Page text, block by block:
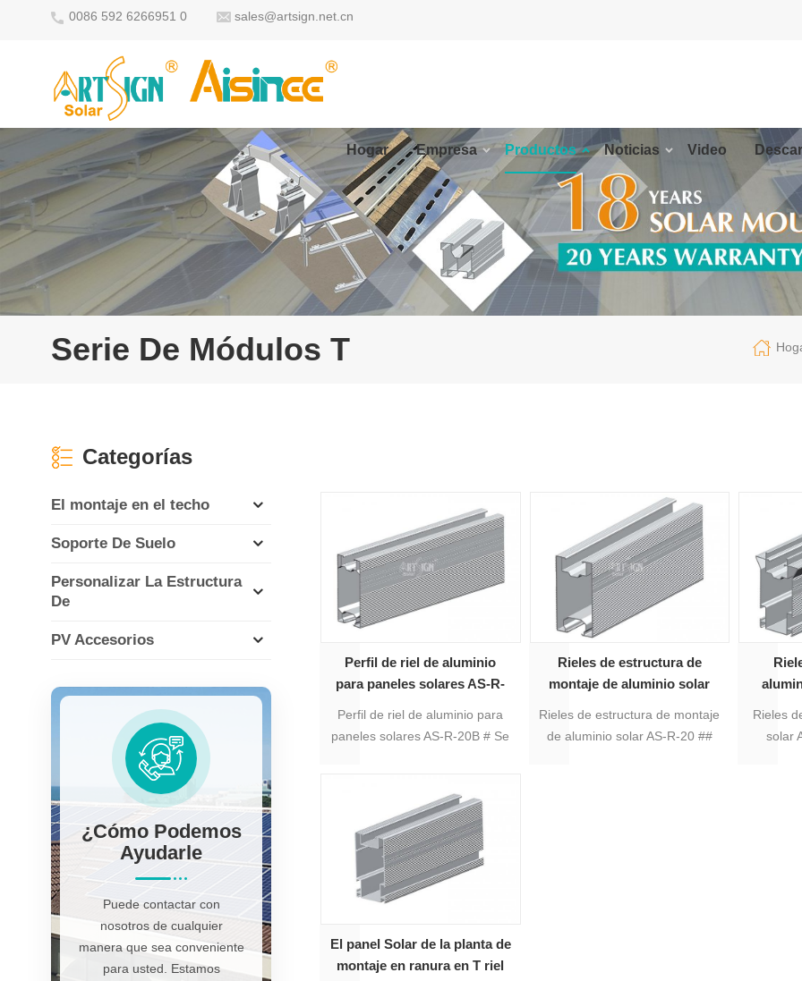
0086 592 6266951 0 sales@artsign.net.cn
Hogar Empresa Productos Noticias Video
Serie De Módulos T
Perfil de riel de aluminio
para paneles solares AS-R-
Perfil de riel de aluminio para
paneles solares AS-R-20B # Se
es lo suficientemente más
fuerte as para soportar el viento
grande carga.
Rieles de estructura de
montaje de aluminio solar
Rieles de estructura de montaje
de aluminio solar AS-R-20 ##
Rieles
solar
El panel Solar de la planta de
montaje en ranura en T riel
Categorías
El montaje en el techo
Soporte De Suelo
Personalizar La Estructura
De
PV Accesorios
¿cómo Podemos
Ayudarle
Puede contactar con
nosotros de cualquier
manera que sea conveniente
para usted. Estamos